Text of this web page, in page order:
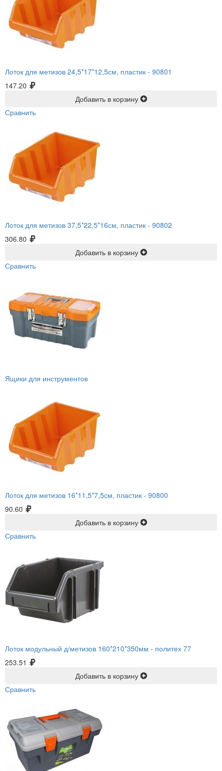
Лоток для метизов 24,5*17*12,5см, пластик - 90801
147.20
Добавить в корзину
Сравнить
Лоток для метизов 37,5*22,5*16см, пластик - 90802
306.80
Добавить в корзину
Сравнить
Ящики для инструментов
Лоток для метизов 16*11,5*7,5см, пластик - 90800
90.60
Добавить в корзину
Сравнить
Лоток модульный д/метизов 160*210*350мм - политех 77
253.51
Добавить в корзину
Сравнить